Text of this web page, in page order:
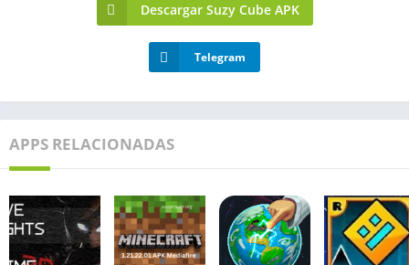
Descargar Suzy Cube APK
Telegram
APPS RELACIONADAS